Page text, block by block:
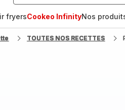
fryer",
"Companion"]
fryersCookeo InfinityNos
TOUTES NOS RECETTES